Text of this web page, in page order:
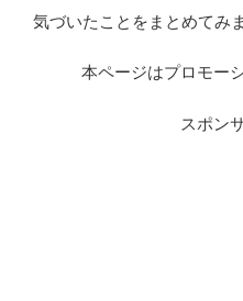
気づいたことをまとめてみ
本ページはプロモー
スポン